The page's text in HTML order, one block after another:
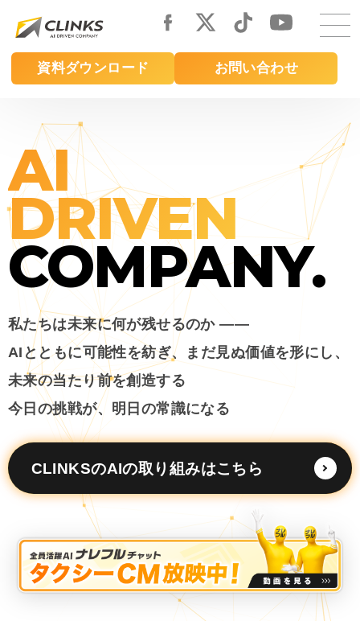
main
content
資料ダウンロード お問い合わせ
在宅率
66%
2026年7月時点
社員数
1,290
2026年6月時点
AI
DRIVEN
COMPANY.
私たちは未来に何が残せるのか ――
AIとともに可能性を紡ぎ、まだ見ぬ価値を形にし、
未来の当たり前を創造する
今日の挑戦が、明日の常識になる
CLINKSのAIの取り組みはこちら